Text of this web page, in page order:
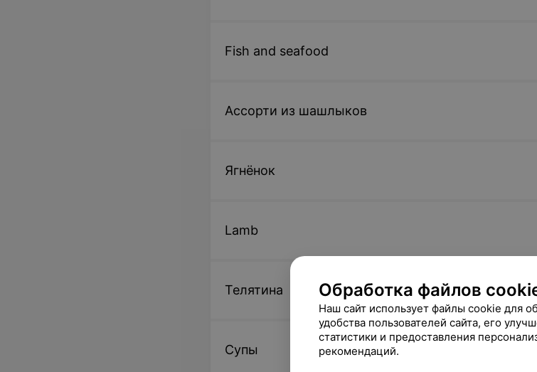
Fish and seafood
Ассорти из шашлыков
Ягнёнок
Lamb
Телятина
Супы
Обработка файлов
Наш сайт использует файлы cookie для
удобства пользователей сайта, его
статистики и предоставления
рекомендаций.